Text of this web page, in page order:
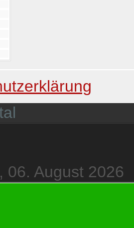
06. August 2026